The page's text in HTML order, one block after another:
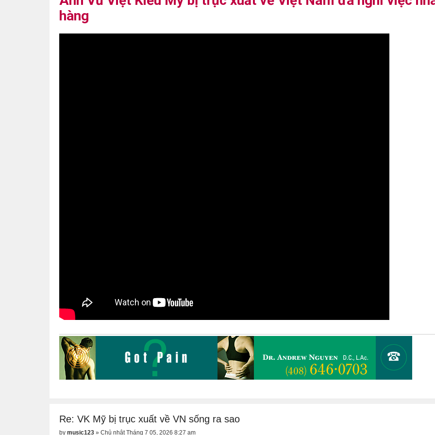
hàng
Re: VK Mỹ bị trục xuất về VN sống ra sao
by music123 » Chủ nhật Tháng 7 05, 2026 8:27 am